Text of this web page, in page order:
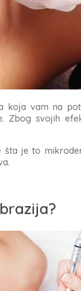
koja vam na
Zbog svojih
šta je to